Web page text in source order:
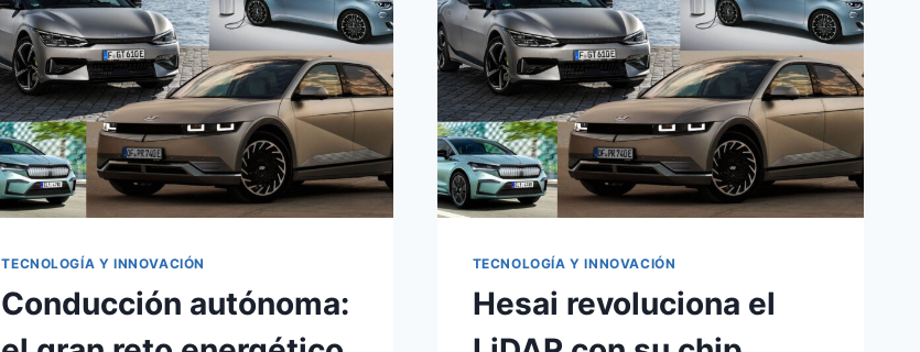
TECNOLOGÍA Y INNOVACIÓN
Conducción autónoma:
TECNOLOGÍA Y INNOVACIÓN
Hesai revoluciona el